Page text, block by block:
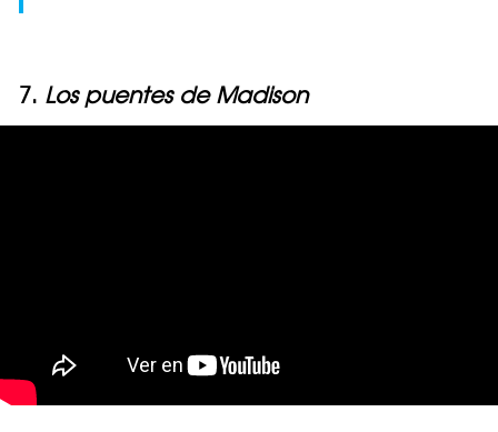
7. Los puentes de Madison